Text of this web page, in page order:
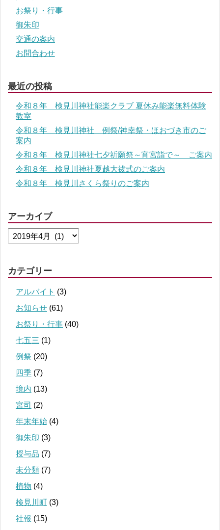
お祭り・行事
御朱印
交通の案内
お問合わせ
最近の投稿
令和８年 検見川神社能楽クラブ 夏休み能楽無料体験
教室
令和８年 検見川神社 例祭/神幸祭・ほおづき市のご
案内
令和８年 検見川神社七夕祈願祭～宵宮詣で～ ご案内
令和８年 検見川神社夏越大祓式のご案内
令和８年 検見川さくら祭りのご案内
アーカイブ
カテゴリー
アルバイト (3)
お知らせ (61)
お祭り・行事 (40)
七五三 (1)
例祭 (20)
四季 (7)
境内 (13)
宮司 (2)
年末年始 (4)
御朱印 (3)
授与品 (7)
未分類 (7)
植物 (4)
検見川町 (3)
社報 (15)